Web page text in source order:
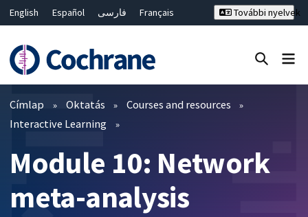
English Español فارسی
Français
Bahasa Malaysia
ไทย
繁體中文
简体中文
További nyelvek
Szűrők
Címlap Oktatás
Courses and resources
Interactive Learning
Module 10: Network
meta-analysis